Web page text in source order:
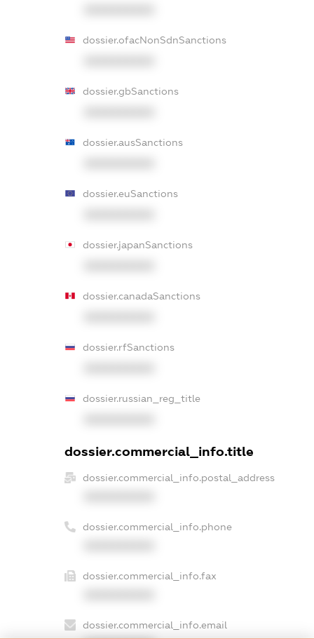
dossier.ofacNonSdnSanctions
dossier.gbSanctions
dossier.ausSanctions
dossier.euSanctions
dossier.japanSanctions
dossier.canadaSanctions
dossier.rfSanctions
dossier.russian_reg_title
dossier.commercial_info.title
dossier.commercial_info.postal_address
dossier.commercial_info.phone
dossier.commercial_info.fax
dossier.commercial_info.email